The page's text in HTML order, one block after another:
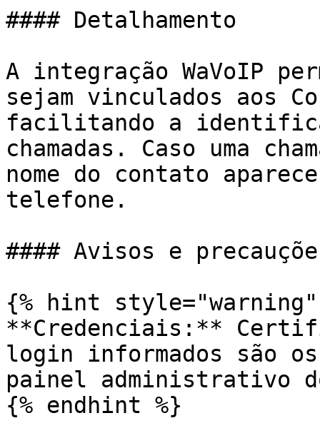
#### Detalhamento
A integração WaVoIP
sejam vinculados aos
facilitando a
chamadas. Caso uma
nome do contato
telefone.
#### Avisos e
{% hint style="warning"
**Credenciais:**
login informados são
painel administrativo
{% endhint %}